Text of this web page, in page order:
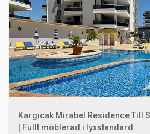
Kargıcak Mirabel Residence Till
| Fullt möblerad i lyxstandard